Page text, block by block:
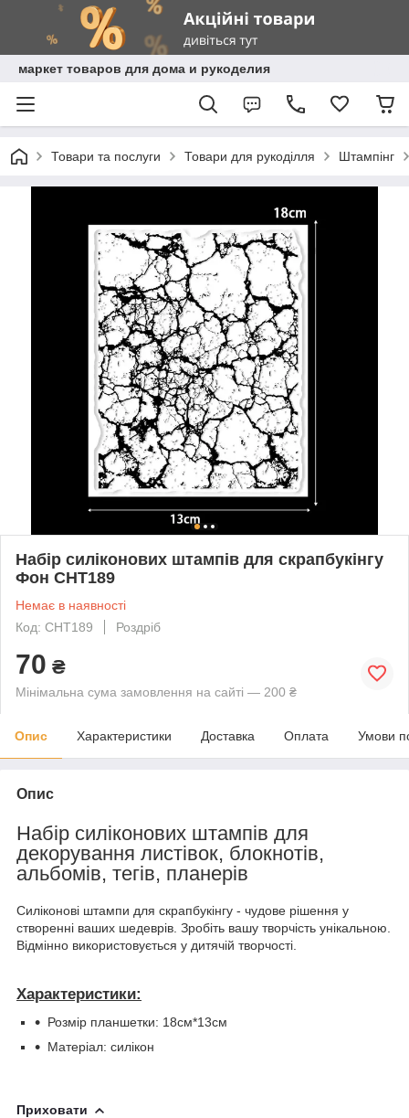
маркет товаров для дома и рукоделия
Товари та послуги Товари для рукоділля Штампінг
Набір силіконових штампів для скрапбукінгу
Фон CHT189
Немає в наявності
Код: CHT189
Роздріб
70 ₴
Мінімальна сума замовлення на сайті — 200 ₴
Опис Характеристики Доставка Оплата Умови
Опис
Набір силіконових штампів для
декорування листівок, блокнотів,
альбомів, тегів, планерів
Силіконові штампи для скрапбукінгу - чудове рішення у
створенні ваших шедеврів. Зробіть вашу творчість унікальною.
Відмінно використовується у дитячій творчості.
Характеристики:
Розмір планшетки: 18см*13см
Матеріал: силікон
Приховати